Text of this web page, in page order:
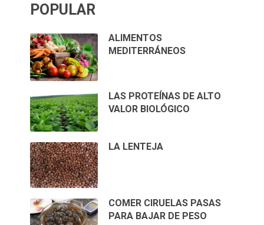
POPULAR
ALIMENTOS
MEDITERRÁNEOS
LAS PROTEÍNAS DE ALTO
VALOR BIOLÓGICO
LA LENTEJA
COMER CIRUELAS PASAS
PARA BAJAR DE PESO